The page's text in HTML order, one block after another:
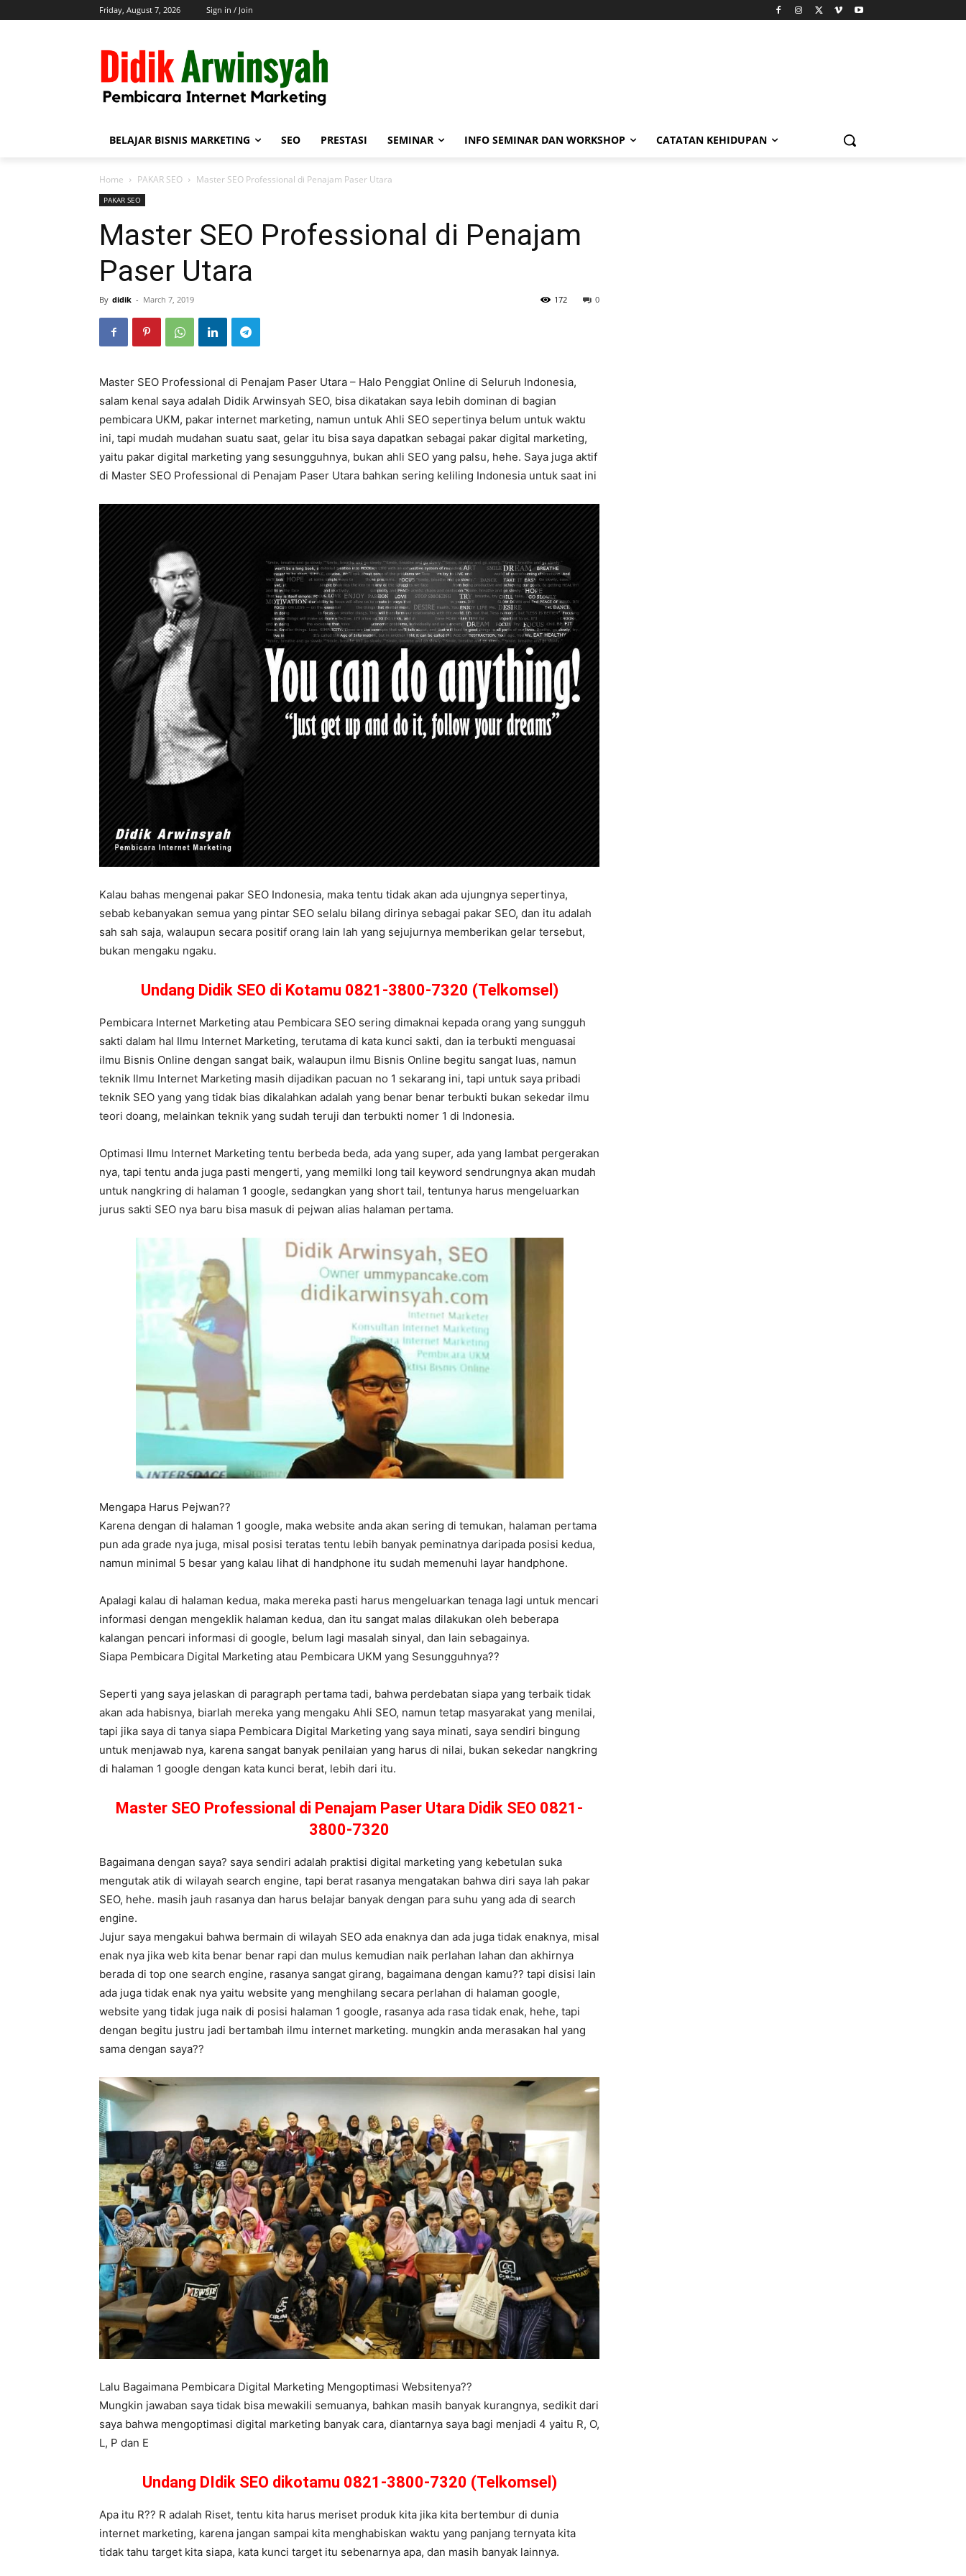
Friday, August 7, 2026 Sign in / Join
BELAJAR BISNIS MARKETING SEO PRESTASI SEMINAR INFO SEMINAR DAN WORKSHOP CATATAN KEHIDUPAN
Home PAKAR SEO Master SEO Professional di Penajam Paser Utara
PAKAR SEO
Master SEO Professional di Penajam
Paser Utara
By didik - March 7, 2019 0
172
Master SEO Professional di Penajam Paser Utara – Halo Penggiat Online di Seluruh Indonesia,
salam kenal saya adalah Didik Arwinsyah SEO, bisa dikatakan saya lebih dominan di bagian
pembicara UKM, pakar internet marketing, namun untuk Ahli SEO sepertinya belum untuk waktu
ini, tapi mudah mudahan suatu saat, gelar itu bisa saya dapatkan sebagai pakar digital marketing,
yaitu pakar digital marketing yang sesungguhnya, bukan ahli SEO yang palsu, hehe. Saya juga aktif
di Master SEO Professional di Penajam Paser Utara bahkan sering keliling Indonesia untuk saat ini
Kalau bahas mengenai pakar SEO Indonesia, maka tentu tidak akan ada ujungnya sepertinya,
sebab kebanyakan semua yang pintar SEO selalu bilang dirinya sebagai pakar SEO, dan itu adalah
sah sah saja, walaupun secara positif orang lain lah yang sejujurnya memberikan gelar tersebut,
bukan mengaku ngaku.
Undang Didik SEO di Kotamu 0821-3800-7320 (Telkomsel)
Pembicara Internet Marketing atau Pembicara SEO sering dimaknai kepada orang yang sungguh
sakti dalam hal Ilmu Internet Marketing, terutama di kata kunci sakti, dan ia terbukti menguasai
ilmu Bisnis Online dengan sangat baik, walaupun ilmu Bisnis Online begitu sangat luas, namun
teknik Ilmu Internet Marketing masih dijadikan pacuan no 1 sekarang ini, tapi untuk saya pribadi
teknik SEO yang yang tidak bias dikalahkan adalah yang benar benar terbukti bukan sekedar ilmu
teori doang, melainkan teknik yang sudah teruji dan terbukti nomer 1 di Indonesia.
Optimasi Ilmu Internet Marketing tentu berbeda beda, ada yang super, ada yang lambat pergerakan
nya, tapi tentu anda juga pasti mengerti, yang memilki long tail keyword sendrungnya akan mudah
untuk nangkring di halaman 1 google, sedangkan yang short tail, tentunya harus mengeluarkan
jurus sakti SEO nya baru bisa masuk di pejwan alias halaman pertama.
Mengapa Harus Pejwan??
Karena dengan di halaman 1 google, maka website anda akan sering di temukan, halaman pertama
pun ada grade nya juga, misal posisi teratas tentu lebih banyak peminatnya daripada posisi kedua,
namun minimal 5 besar yang kalau lihat di handphone itu sudah memenuhi layar handphone.
Apalagi kalau di halaman kedua, maka mereka pasti harus mengeluarkan tenaga lagi untuk mencari
informasi dengan mengeklik halaman kedua, dan itu sangat malas dilakukan oleh beberapa
kalangan pencari informasi di google, belum lagi masalah sinyal, dan lain sebagainya.
Siapa Pembicara Digital Marketing atau Pembicara UKM yang Sesungguhnya??
Seperti yang saya jelaskan di paragraph pertama tadi, bahwa perdebatan siapa yang terbaik tidak
akan ada habisnya, biarlah mereka yang mengaku Ahli SEO, namun tetap masyarakat yang menilai,
tapi jika saya di tanya siapa Pembicara Digital Marketing yang saya minati, saya sendiri bingung
untuk menjawab nya, karena sangat banyak penilaian yang harus di nilai, bukan sekedar nangkring
di halaman 1 google dengan kata kunci berat, lebih dari itu.
Master SEO Professional di Penajam Paser Utara Didik SEO 0821-
3800-7320
Bagaimana dengan saya? saya sendiri adalah praktisi digital marketing yang kebetulan suka
mengutak atik di wilayah search engine, tapi berat rasanya mengatakan bahwa diri saya lah pakar
SEO, hehe. masih jauh rasanya dan harus belajar banyak dengan para suhu yang ada di search
engine.
Jujur saya mengakui bahwa bermain di wilayah SEO ada enaknya dan ada juga tidak enaknya, misal
enak nya jika web kita benar benar rapi dan mulus kemudian naik perlahan lahan dan akhirnya
berada di top one search engine, rasanya sangat girang, bagaimana dengan kamu?? tapi disisi lain
ada juga tidak enak nya yaitu website yang menghilang secara perlahan di halaman google,
website yang tidak juga naik di posisi halaman 1 google, rasanya ada rasa tidak enak, hehe, tapi
dengan begitu justru jadi bertambah ilmu internet marketing. mungkin anda merasakan hal yang
sama dengan saya??
Lalu Bagaimana Pembicara Digital Marketing Mengoptimasi Websitenya??
Mungkin jawaban saya tidak bisa mewakili semuanya, bahkan masih banyak kurangnya, sedikit dari
saya bahwa mengoptimasi digital marketing banyak cara, diantarnya saya bagi menjadi 4 yaitu R, O,
L, P dan E
Undang DIdik SEO dikotamu 0821-3800-7320 (Telkomsel)
Apa itu R?? R adalah Riset, tentu kita harus meriset produk kita jika kita bertembur di dunia
internet marketing, karena jangan sampai kita menghabiskan waktu yang panjang ternyata kita
tidak tahu target kita siapa, kata kunci target itu sebenarnya apa, dan masih banyak lainnya.